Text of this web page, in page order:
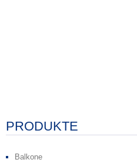
PRODUKTE
Balkone